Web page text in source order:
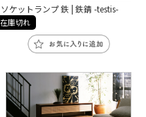
ソケットランプ 鉄 | 鉄錆 -testis-
在庫切れ